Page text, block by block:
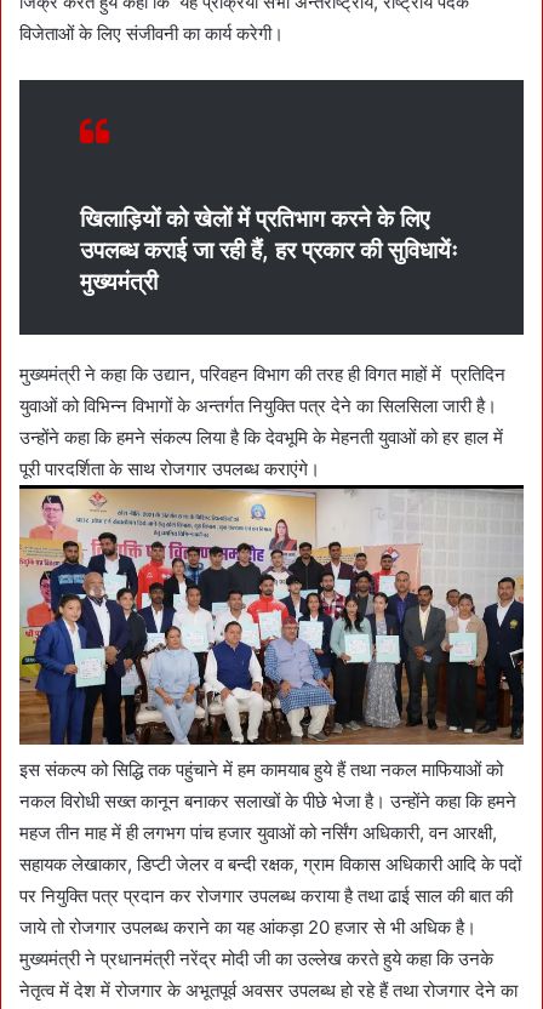
विजेताओं के लिए संजीवनी का कार्य करेगी।
खिलाड़ियों को खेलों में प्रतिभाग करने के लिए
उपलब्ध कराई जा रही हैं, हर प्रकार की सुविधायेंः
मुख्यमंत्री
मुख्यमंत्री ने कहा कि उद्यान, परिवहन विभाग की तरह ही विगत माहों में प्रतिदिन
युवाओं को विभिन्न विभागों के अन्तर्गत नियुक्ति पत्र देने का सिलसिला जारी है।
उन्होंने कहा कि हमने संकल्प लिया है कि देवभूमि के मेहनती युवाओं को हर हाल में
पूरी पारदर्शिता के साथ रोजगार उपलब्ध कराएंगे।
इस संकल्प को सिद्धि तक पहुंचाने में हम कामयाब हुये हैं तथा नकल माफियाओं को
नकल विरोधी सख्त कानून बनाकर सलाखों के पीछे भेजा है। उन्होंने कहा कि हमने
महज तीन माह में ही लगभग पांच हजार युवाओं को नर्सिंग अधिकारी, वन आरक्षी,
सहायक लेखाकार, डिप्टी जेलर व बन्दी रक्षक, ग्राम विकास अधिकारी आदि के पदों
पर नियुक्ति पत्र प्रदान कर रोजगार उपलब्ध कराया है तथा ढाई साल की बात की
जाये तो रोजगार उपलब्ध कराने का यह आंकड़ा 20 हजार से भी अधिक है।
मुख्यमंत्री ने प्रधानमंत्री नरेंद्र मोदी जी का उल्लेख करते हुये कहा कि उनके
नेतृत्व में देश में रोजगार के अभूतपूर्व अवसर उपलब्ध हो रहे हैं तथा रोजगार देने का